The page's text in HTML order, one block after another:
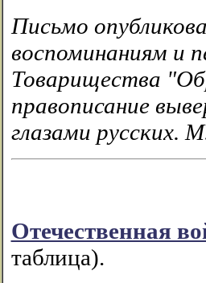
Письмо
воспоминаниям и
Товарищества
правописание
глазами русских.
Отечественная
таблица).